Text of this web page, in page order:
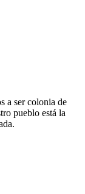
a ser colonia de
pueblo está la